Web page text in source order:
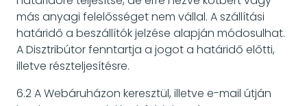
más anyagi felelősséget nem vállal. A szállítási
határidő a beszállítók jelzése alapján módosulhat.
A Disztribútor fenntartja a jogot a határidő előtti,
illetve részteljesítésre.
6.2 A Webáruházon keresztül, illetve e-mail útján